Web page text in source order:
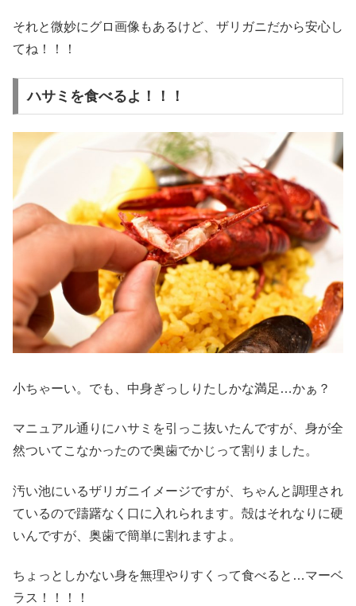
それと微妙にグロ画像もあるけど、ザリガニだから安心し
てね！！！
ハサミを食べるよ！！！
小ちゃーい。でも、中身ぎっしりたしかな満足…かぁ？
マニュアル通りにハサミを引っこ抜いたんですが、身が全
然ついてこなかったので奥歯でかじって割りました。
汚い池にいるザリガニイメージですが、ちゃんと調理され
ているので躊躇なく口に入れられます。殻はそれなりに硬
いんですが、奥歯で簡単に割れますよ。
ちょっとしかない身を無理やりすくって食べると…マーベ
ラス！！！！